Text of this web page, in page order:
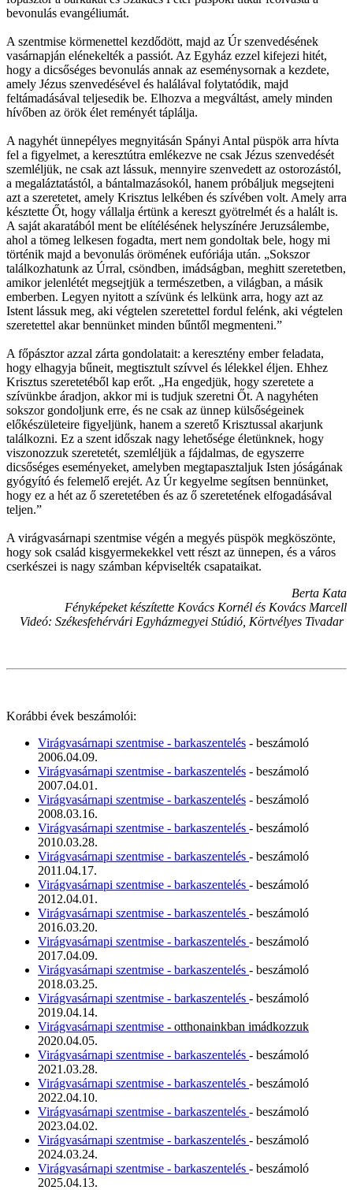
bevonulás evangéliumát.
A szentmise körmenettel kezdődött, majd az Úr szenvedésének
vasárnapján elénekelték a passiót. Az Egyház ezzel kifejezi hitét,
hogy a dicsőséges bevonulás annak az eseménysornak a kezdete,
amely Jézus szenvedésével és halálával folytatódik, majd
feltámadásával teljesedik be. Elhozva a megváltást, amely minden
hívőben az örök élet reményét táplálja.
A nagyhét ünnepélyes megnyitásán Spányi Antal püspök arra hívta
fel a figyelmet, a keresztútra emlékezve ne csak Jézus szenvedését
szemléljük, ne csak azt lássuk, mennyire szenvedett az ostorozástól,
a megaláztatástól, a bántalmazásokól, hanem próbáljuk megsejteni
azt a szeretetet, amely Krisztus lelkében és szívében volt. Amely arra
késztette Őt, hogy vállalja értünk a kereszt gyötrelmét és a halált is.
A saját akaratából ment be elítélésének helyszínére Jeruzsálembe,
ahol a tömeg lelkesen fogadta, mert nem gondoltak bele, hogy mi
történik majd a bevonulás örömének eufóriája után. „Sokszor
találkozhatunk az Úrral, csöndben, imádságban, meghitt szeretetben,
amikor jelenlétét megsejtjük a természetben, a világban, a másik
emberben. Legyen nyitott a szívünk és lelkünk arra, hogy azt az
Istent lássuk meg, aki végtelen szeretettel fordul felénk, aki végtelen
szeretettel akar bennünket minden bűntől megmenteni.”
A főpásztor azzal zárta gondolatait: a keresztény ember feladata,
hogy elhagyja bűneit, megtisztult szívvel és lélekkel éljen. Ehhez
Krisztus szeretetéből kap erőt. „Ha engedjük, hogy szeretete a
szívünkbe áradjon, akkor mi is tudjuk szeretni Őt. A nagyhéten
sokszor gondoljunk erre, és ne csak az ünnep külsőségeinek
előkészületeire figyeljünk, hanem a szerető Krisztussal akarjunk
találkozni. Ez a szent időszak nagy lehetősége életünknek, hogy
viszonozzuk szeretetét, szemléljük a fájdalmas, de egyszerre
dicsőséges eseményeket, amelyben megtapasztaljuk Isten jóságának
gyógyító és felemelő erejét. Az Úr kegyelme segítsen bennünket,
hogy ez a hét az ő szeretetében és az ő szeretetének elfogadásával
teljen.”
A virágvasárnapi szentmise végén a megyés püspök megköszönte,
hogy sok család kisgyermekekkel vett részt az ünnepen, és a város
cserkészei is nagy számban képviselték csapataikat.
Berta Kata
Fényképeket készítette Kovács Kornél és Kovács Marcell
Videó: Székesfehérvári Egyházmegyei Stúdió, Körtvélyes Tivadar
Korábbi évek beszámolói:
Virágvasárnapi szentmise - barkaszentelés - beszámoló
2006.04.09.
Virágvasárnapi szentmise - barkaszentelés - beszámoló
2007.04.01.
Virágvasárnapi szentmise - barkaszentelés - beszámoló
2008.03.16.
Virágvasárnapi szentmise - barkaszentelés - beszámoló
2010.03.28.
Virágvasárnapi szentmise - barkaszentelés - beszámoló
2011.04.17.
Virágvasárnapi szentmise - barkaszentelés - beszámoló
2012.04.01.
Virágvasárnapi szentmise - barkaszentelés - beszámoló
2016.03.20.
Virágvasárnapi szentmise - barkaszentelés - beszámoló
2017.04.09.
Virágvasárnapi szentmise - barkaszentelés - beszámoló
2018.03.25.
Virágvasárnapi szentmise - barkaszentelés - beszámoló
2019.04.14.
Virágvasárnapi szentmise - otthonainkban imádkozzuk
2020.04.05.
Virágvasárnapi szentmise - barkaszentelés - beszámoló
2021.03.28.
Virágvasárnapi szentmise - barkaszentelés - beszámoló
2022.04.10.
Virágvasárnapi szentmise - barkaszentelés - beszámoló
2023.04.02.
Virágvasárnapi szentmise - barkaszentelés - beszámoló
2024.03.24.
Virágvasárnapi szentmise - barkaszentelés - beszámoló
2025.04.13.